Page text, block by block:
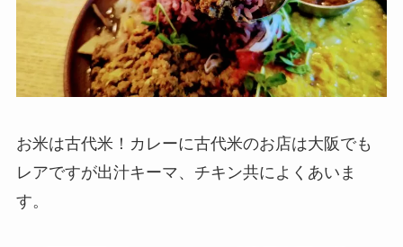
お米は古代米！カレーに古代米のお店は大阪でも
レアですが出汁キーマ、チキン共によくあいま
す。